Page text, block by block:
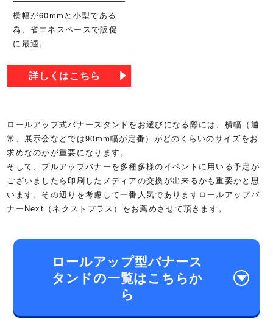
横幅が60mmと小型である
為、省エネスペースで販促
に最適。
詳しくはこちら
ロールアップ式バナースタンドをお選びになる際には、横幅（通
常、展示会などでは90mm幅が定番）がどのくらいのサイズをお
求めなのかが重要になります。
そして、プルアップバナーを多種多様のイベントに用いる予定が
ございましたら印刷したメディアの交換が出来るかも重要かと思
います。その辺りを考慮して一番人気でありますロールアップバ
ナーNext（ネクストプラス）をお薦めさせて頂きます。
ロールアップ型バナース
タンドの一覧はこちらか
ら